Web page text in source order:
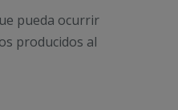
pueda ocurrir
producidos al